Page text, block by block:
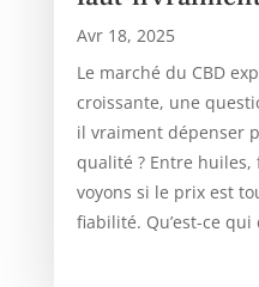
Avr 18, 2025
Le marché du CBD
croissante, une
il vraiment dépenser
qualité ? Entre huiles,
voyons si le prix est
fiabilité. Qu’est-ce